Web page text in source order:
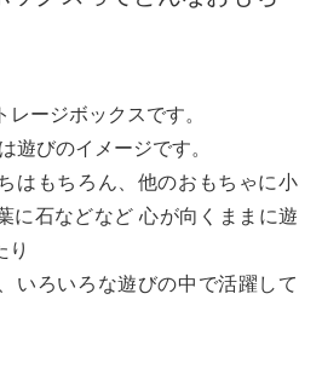
ージボックスです。
遊びのイメージです。
はもちろん、他のおもちゃに小
に石などなど 心が向くままに遊
り
いろいろな遊びの中で活躍して